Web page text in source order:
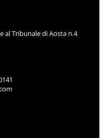
al Tribunale di Aosta n.4